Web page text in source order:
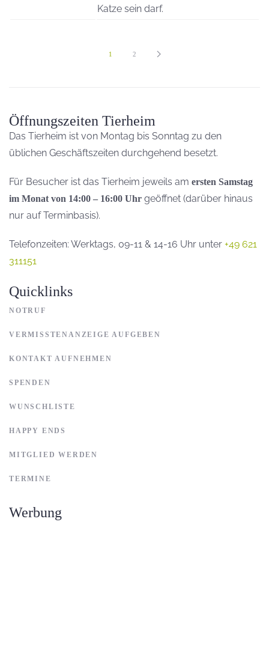
Katze sein darf.
1 2
Öffnungszeiten Tierheim
Das Tierheim ist von Montag bis Sonntag zu den
üblichen Geschäftszeiten durchgehend besetzt.
Für Besucher ist das Tierheim jeweils am ersten Samstag
im Monat von 14:00 – 16:00 Uhr geöffnet (darüber hinaus
nur auf Terminbasis).
Telefonzeiten: Werktags, 09-11 & 14-16 Uhr unter +49 621
311151
Quicklinks
NOTRUF
VERMISSTENANZEIGE AUFGEBEN
KONTAKT AUFNEHMEN
SPENDEN
WUNSCHLISTE
HAPPY ENDS
MITGLIED WERDEN
TERMINE
Werbung